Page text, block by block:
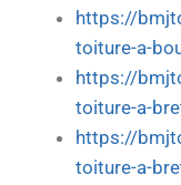
https://
toiture-a-
https://
toiture-a-
https://
toiture-a-